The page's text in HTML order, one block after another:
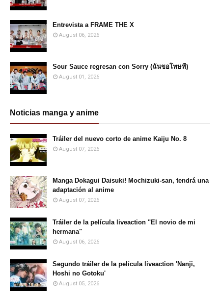
Entrevista a FRAME THE X
August 06, 2026
Sour Sauce regresan con Sorry (ฉันขอโทษที)
August 01, 2026
Noticias manga y anime
Tráiler del nuevo corto de anime Kaiju No. 8
August 07, 2026
Manga Dokagui Daisuki! Mochizuki-san, tendrá una
adaptación al anime
August 07, 2026
Tráiler de la película liveaction "El novio de mi
hermana"
August 06, 2026
Segundo tráiler de la película liveaction 'Nanji,
Hoshi no Gotoku'
August 05, 2026